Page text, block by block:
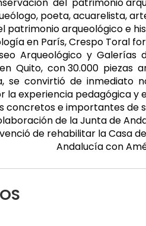
del patrimonio
poeta, acuarelista,
patrimonio arqueológico e
en París, Crespo
Arqueológico y
Quito, con 30.000
se convirtió de
la experiencia pedagógica
e importantes de
de la Junta de
de rehabilitar la Casa
Andalucía con